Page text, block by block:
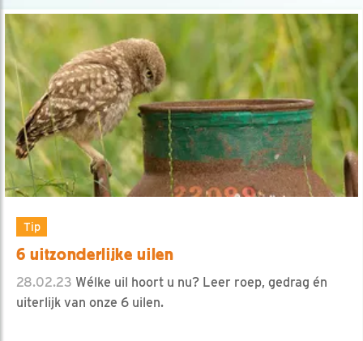
Tip
6 uitzonderlijke uilen
28.02.23 Wélke uil hoort u nu? Leer roep, gedrag én
uiterlijk van onze 6 uilen.